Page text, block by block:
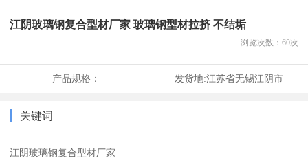
江阴玻璃钢复合型材厂家 玻璃钢型材拉挤 不结垢
浏览次数： 60次
产品规格： 发货地:江苏省无锡江阴市
关键词
江阴玻璃钢复合型材厂家